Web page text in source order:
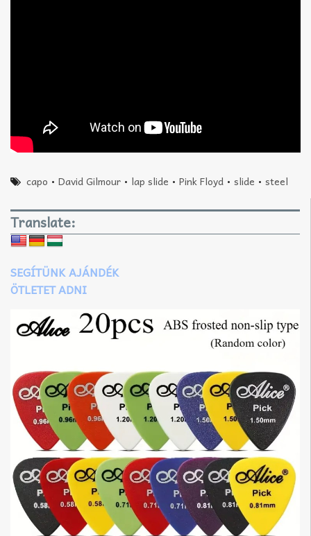
capo •David Gilmour • lap slide •Pink Floyd •slide •steel
Translate:
SEGÍTÜNK AJÁNDÉK
ÖTLETET ADNI